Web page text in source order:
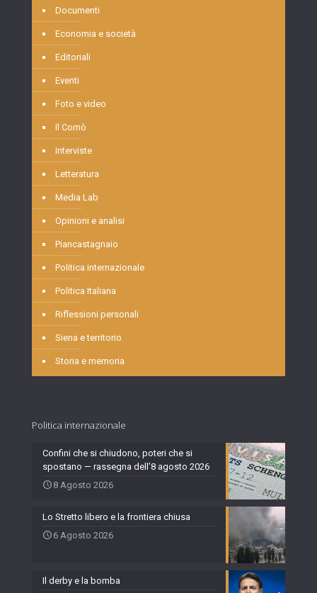
Documenti
Economia e società
Editoriali
Eventi
Foto e video
Il Comò
Interviste
Letteratura
Media Lab
Opinioni e analisi
Piancastagnaio
Politica internazionale
Politica Italiana
Riflessioni personali
Siena e territorio
Storia e memoria
Politica internazionale
Confini che si chiudono, poteri che si
spostano — rassegna dell’8 agosto 2026
8 Agosto 2026
Lo Stretto libero e la frontiera chiusa
6 Agosto 2026
Il derby e la bomba